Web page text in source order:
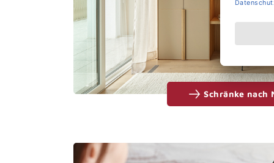
Schränke nach